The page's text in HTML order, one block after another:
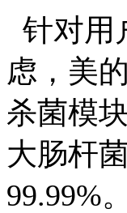
针对用
虑，美
杀菌模
大肠杆
99.99%